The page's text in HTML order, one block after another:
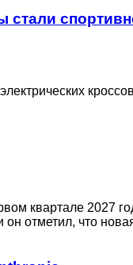
стали
квартале
отметил, что